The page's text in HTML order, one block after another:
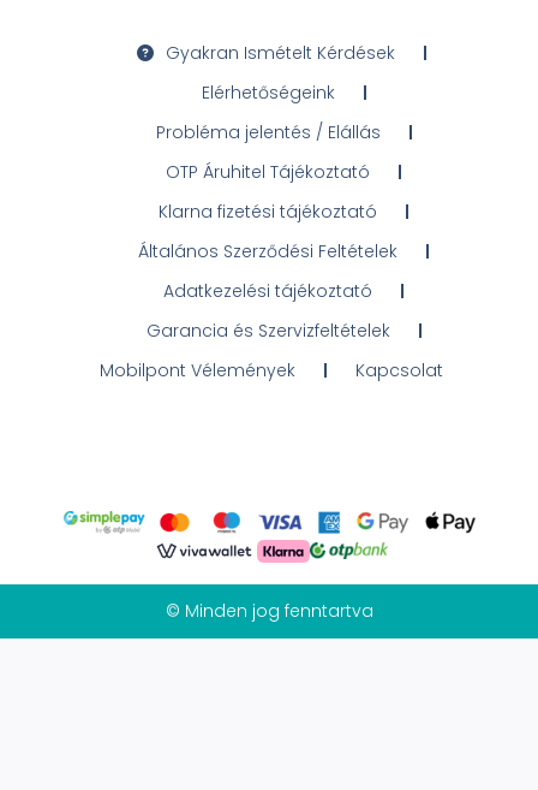
Gyakran Ismételt Kérdések
Elérhetőségeink
Probléma jelentés / Elállás
OTP Áruhitel Tájékoztató
Klarna fizetési tájékoztató
Általános Szerződési Feltételek
Adatkezelési tájékoztató
Garancia és Szervizfeltételek
Mobilpont Vélemények
Kapcsolat
© Minden jog fenntartva